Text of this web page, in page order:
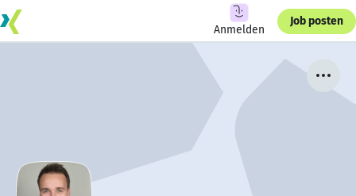
Anmelden
Job posten